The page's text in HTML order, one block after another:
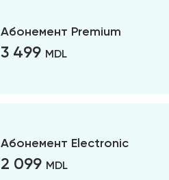
Абонемент Premium
3 499 MDL
Абонемент Electronic
2 099 MDL